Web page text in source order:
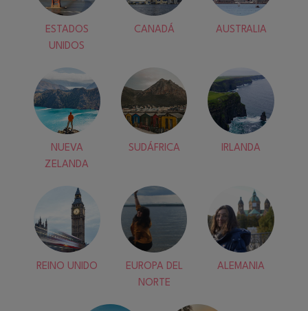
ESTADOS
UNIDOS
CANADÁ AUSTRALIA
NUEVA
ZELANDA
SUDÁFRICA IRLANDA
REINO UNIDO
EUROPA DEL
NORTE
ALEMANIA